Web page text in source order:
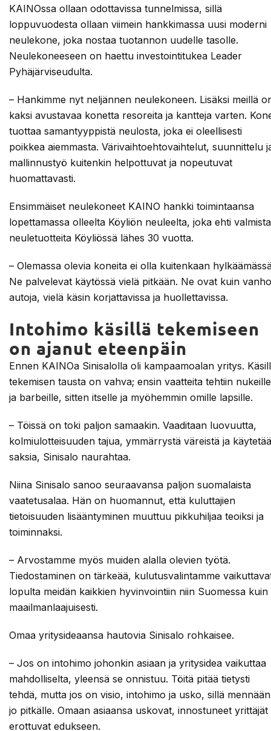
KAINOssa ollaan odottavissa tunnelmissa, sillä
loppuvuodesta ollaan viimein hankkimassa uusi moderni
neulekone, joka nostaa tuotannon uudelle tasolle.
Neulekoneeseen on haettu investointitukea Leader
Pyhäjärviseudulta.
– Hankimme nyt neljännen neulekoneen. Lisäksi meillä
kaksi avustavaa konetta resoreita ja kantteja varten.
tuottaa samantyyppistä neulosta, joka ei oleellisesti
poikkea aiemmasta. Värivaihtoehtovaihtelut, suunnittelu
mallinnustyö kuitenkin helpottuvat ja nopeutuvat
huomattavasti.
Ensimmäiset neulekoneet KAINO hankki toimintaansa
lopettamassa olleelta Köyliön neuleelta, joka ehti
neuletuotteita Köyliössä lähes 30 vuotta.
– Olemassa olevia koneita ei olla kuitenkaan
Ne palvelevat käytössä vielä pitkään. Ne ovat kuin
autoja, vielä käsin korjattavissa ja huollettavissa.
Intohimo käsillä tekemiseen
on ajanut eteenpäin
Ennen KAINOa Sinisalolla oli kampaamoalan yritys.
tekemisen tausta on vahva; ensin vaatteita tehtiin nukeille
ja barbeille, sitten itselle ja myöhemmin omille lapsille.
– Töissä on toki paljon samaakin. Vaaditaan luovuutta,
kolmiulotteisuuden tajua, ymmärrystä väreistä ja
saksia, Sinisalo naurahtaa.
Niina Sinisalo sanoo seuraavansa paljon suomalaista
vaatetusalaa. Hän on huomannut, että kuluttajien
tietoisuuden lisääntyminen muuttuu pikkuhiljaa teoiksi ja
toiminnaksi.
– Arvostamme myös muiden alalla olevien työtä.
Tiedostaminen on tärkeää, kulutusvalintamme
lopulta meidän kaikkien hyvinvointiin niin Suomessa kuin
maailmanlaajuisesti.
Omaa yritysideaansa hautovia Sinisalo rohkaisee.
– Jos on intohimo johonkin asiaan ja yritysidea vaikuttaa
mahdolliselta, yleensä se onnistuu. Töitä pitää tietysti
tehdä, mutta jos on visio, intohimo ja usko, sillä mennään
jo pitkälle. Omaan asiaansa uskovat, innostuneet yrittäjät
erottuvat edukseen.